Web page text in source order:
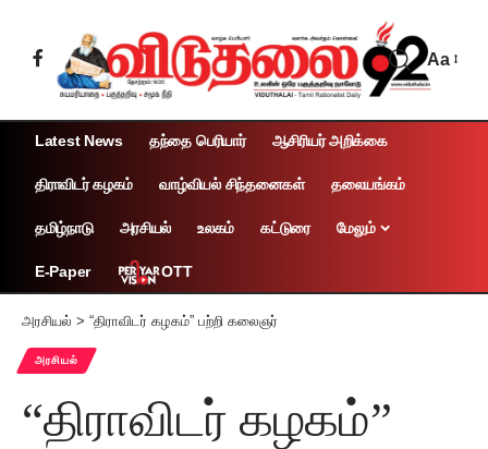
Aa
Latest News தந்தை பெரியார் ஆசிரியர் அறிக்கை
திராவிடர் கழகம் வாழ்வியல் சிந்தனைகள் தலையங்கம்
தமிழ்நாடு அரசியல் உலகம் கட்டுரை மேலும்
E-Paper OTT
அரசியல் > “திராவிடர் கழகம்” பற்றி கலைஞர்
அரசியல்
“திராவிடர் கழகம்”